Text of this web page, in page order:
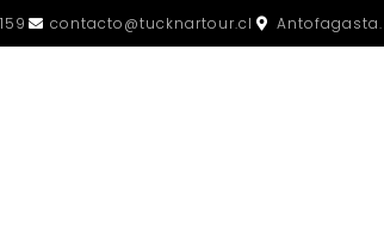
contacto@tucknartour.cl Antofagasta.